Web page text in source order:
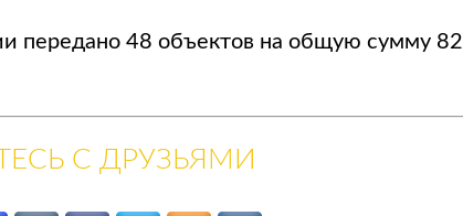
передано 48 объектов на общую сумму 82
С ДРУЗЬЯМИ